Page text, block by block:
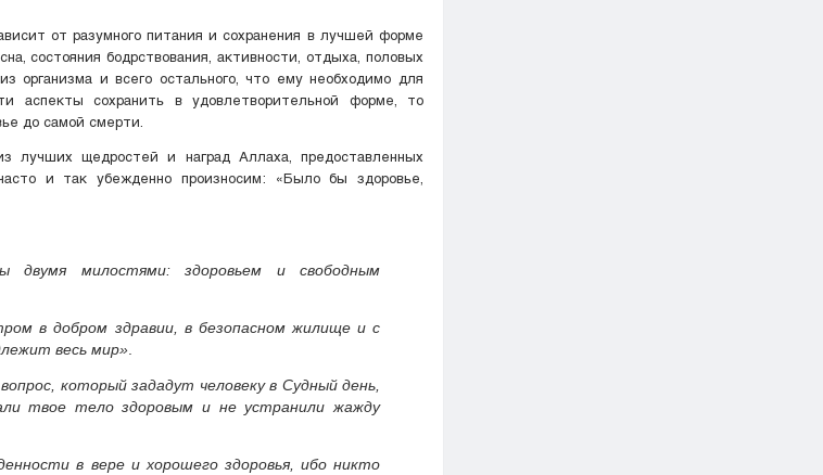
от разумного питания и сохранения в лучшей форме
состояния бодрствования, активности, отдыха, половых
организма и всего остального, что ему необходимо для
аспекты сохранить в удовлетворительной форме, то
до самой смерти.
лучших щедростей и наград Аллаха, предоставленных
и так убежденно произносим: «Было бы здоровье,
двумя милостями: здоровьем и свободным
в добром здравии, в безопасном жилище и с
весь мир»
который зададут человеку в Судный день,
твое тело здоровым и не устранили жажду
в вере и хорошего здоровья, ибо никто